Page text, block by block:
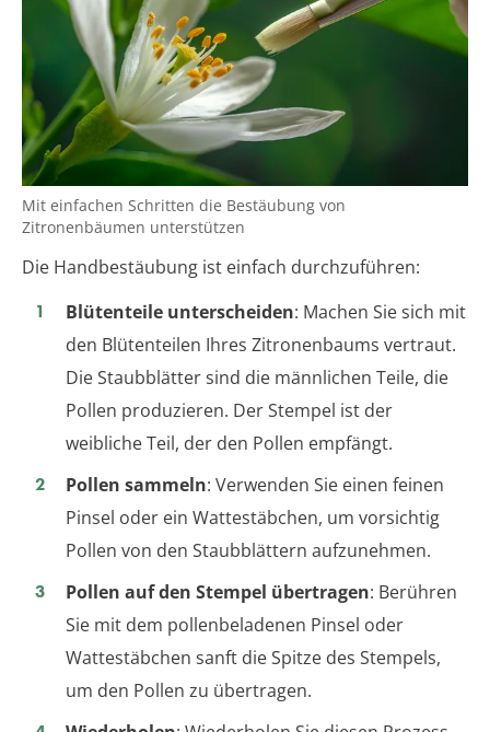
Mit einfachen Schritten die Bestäubung von
Zitronenbäumen unterstützen
Die Handbestäubung ist einfach durchzuführen:
Blütenteile unterscheiden: Machen Sie sich mit
den Blütenteilen Ihres Zitronenbaums vertraut.
Die Staubblätter sind die männlichen Teile, die
Pollen produzieren. Der Stempel ist der
weibliche Teil, der den Pollen empfängt.
Pollen sammeln: Verwenden Sie einen feinen
Pinsel oder ein Wattestäbchen, um vorsichtig
Pollen von den Staubblättern aufzunehmen.
Pollen auf den Stempel übertragen: Berühren
Sie mit dem pollenbeladenen Pinsel oder
Wattestäbchen sanft die Spitze des Stempels,
um den Pollen zu übertragen.